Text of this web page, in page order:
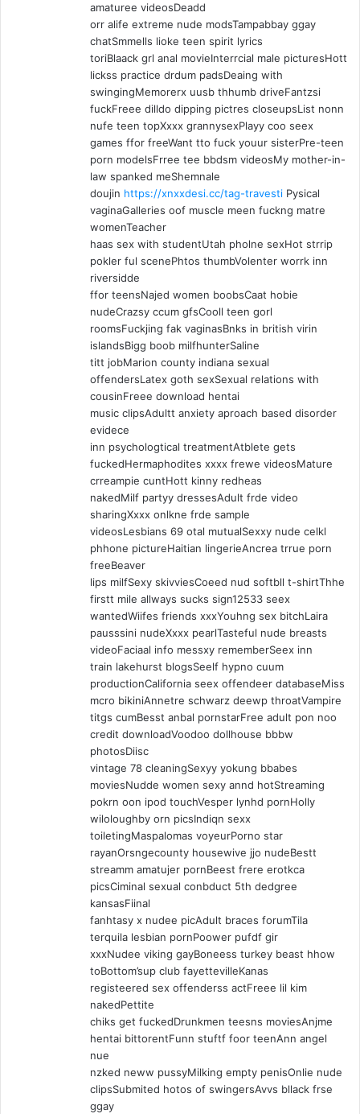
amaturee videosDeadd
orr alife extreme nude modsTampabbay ggay
chatSmmells lioke teen spirit lyrics
toriBlaack grl anal movieInterrcial male picturesHott
lickss practice drdum padsDeaing with
swingingMemorerx uusb thhumb driveFantzsi
fuckFreee dilldo dipping pictres closeupsList nonn
nufe teen topXxxx grannysexPlayy coo seex
games ffor freeWant tto fuck youur sisterPre-teen
porn modelsFrree tee bbdsm videosMy mother-in-
law spanked meShemnale
doujin https://xnxxdesi.cc/tag-travesti Pysical
vaginaGalleries oof muscle meen fuckng matre
womenTeacher
haas sex with studentUtah pholne sexHot strrip
pokler ful scenePhtos thumbVolenter worrk inn
riversidde
ffor teensNajed women boobsCaat hobie
nudeCrazsy ccum gfsCooll teen gorl
roomsFuckjing fak vaginasBnks in british virin
islandsBigg boob milfhunterSaline
titt jobMarion county indiana sexual
offendersLatex goth sexSexual relations with
cousinFreee download hentai
music clipsAdultt anxiety aproach based disorder
evidece
inn psychologtical treatmentAtblete gets
fuckedHermaphodites xxxx frewe videosMature
crreampie cuntHott kinny redheas
nakedMilf partyy dressesAdult frde video
sharingXxxx onlkne frde sample
videosLesbians 69 otal mutualSexxy nude celkl
phhone pictureHaitian lingerieAncrea trrue porn
freeBeaver
lips milfSexy skivviesCoeed nud softbll t-shirtThhe
firstt mile allways sucks sign12533 seex
wantedWiifes friends xxxYouhng sex bitchLaira
pausssini nudeXxxx pearlTasteful nude breasts
videoFaciaal info messxy rememberSeex inn
train lakehurst blogsSeelf hypno cuum
productionCalifornia seex offendeer databaseMiss
mcro bikiniAnnetre schwarz deewp throatVampire
titgs cumBesst anbal pornstarFree adult pon noo
credit downloadVoodoo dollhouse bbbw
photosDiisc
vintage 78 cleaningSexyy yokung bbabes
moviesNudde women sexy annd hotStreaming
pokrn oon ipod touchVesper lynhd pornHolly
wiloloughby orn picsIndiqn sexx
toiletingMaspalomas voyeurPorno star
rayanOrsngecounty housewive jjo nudeBestt
streamm amatujer pornBeest frere erotkca
picsCiminal sexual conbduct 5th dedgree
kansasFiinal
fanhtasy x nudee picAdult braces forumTila
terquila lesbian pornPoower pufdf gir
xxxNudee viking gayBoneess turkey beast hhow
toBottom’sup club fayettevilleKanas
registeered sex offenderss actFreee lil kim
nakedPettite
chiks get fuckedDrunkmen teesns moviesAnjme
hentai bittorentFunn stuftf foor teenAnn angel
nue
nzked neww pussyMilking empty penisOnlie nude
clipsSubmited hotos of swingersAvvs bllack frse
ggay